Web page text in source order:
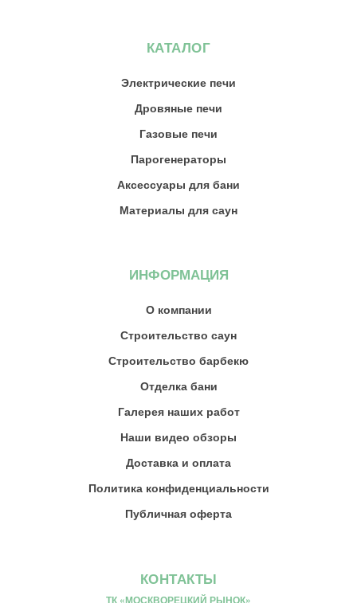
КАТАЛОГ
Электрические печи
Дровяные печи
Газовые печи
Парогенераторы
Аксессуары для бани
Материалы для саун
ИНФОРМАЦИЯ
О компании
Строительство саун
Строительство барбекю
Отделка бани
Галерея наших работ
Наши видео обзоры
Доставка и оплата
Политика конфиденциальности
Публичная оферта
КОНТАКТЫ
ТК «МОСКВОРЕЦКИЙ РЫНОК»